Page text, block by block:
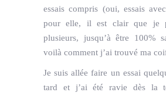
essais compris (oui, essais
pour elle, il est clair que je
plusieurs, jusqu’à être 100%
voilà comment j’ai trouvé ma
Je suis allée faire un essai
tard et j’ai été ravie dès la